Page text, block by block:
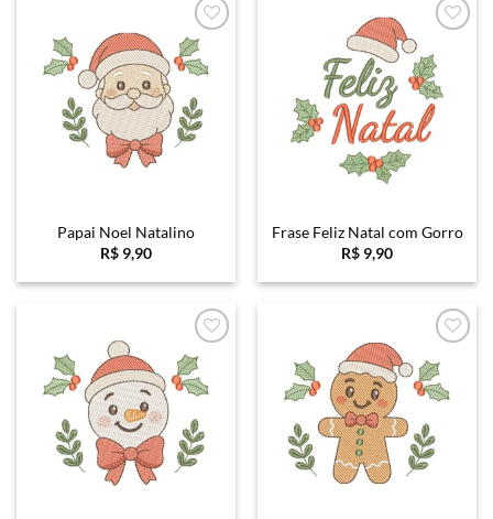
Favoritar
Papai Noel Natalino
R$ 9,90
Favoritar
Frase Feliz Natal com Gorro
R$ 9,90
Favoritar Favoritar